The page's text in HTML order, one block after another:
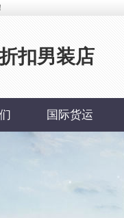
扣男装店
国际货运